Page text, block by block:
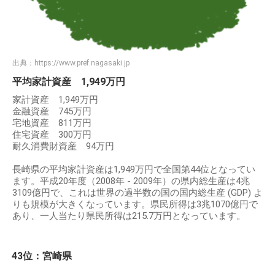
出典： https://www.pref.nagasaki.jp
平均家計資産 1,949万円
家計資産 1,949万円
金融資産 745万円
宅地資産 811万円
住宅資産 300万円
耐久消費財資産 94万円
長崎県の平均家計資産は1,949万円で全国第44位となってい
ます。平成20年度（2008年 - 2009年）の県内総生産は4兆
3109億円で、これは世界の過半数の国の国内総生産 (GDP) よ
りも規模が大きくなっています。県民所得は3兆1070億円で
あり、一人当たり県民所得は215.7万円となっています。
43位：宮崎県